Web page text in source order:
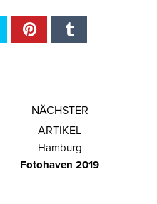
NÄCHSTER
ARTIKEL
Hamburg
Fotohaven 2019